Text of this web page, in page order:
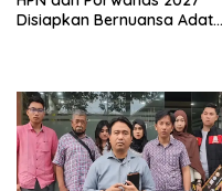
Disiapkan Bernuansa Adat